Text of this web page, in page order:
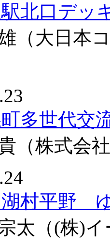
北口デッ
（大日本
町多世代
（株式会
湖村平野
太 （(株)